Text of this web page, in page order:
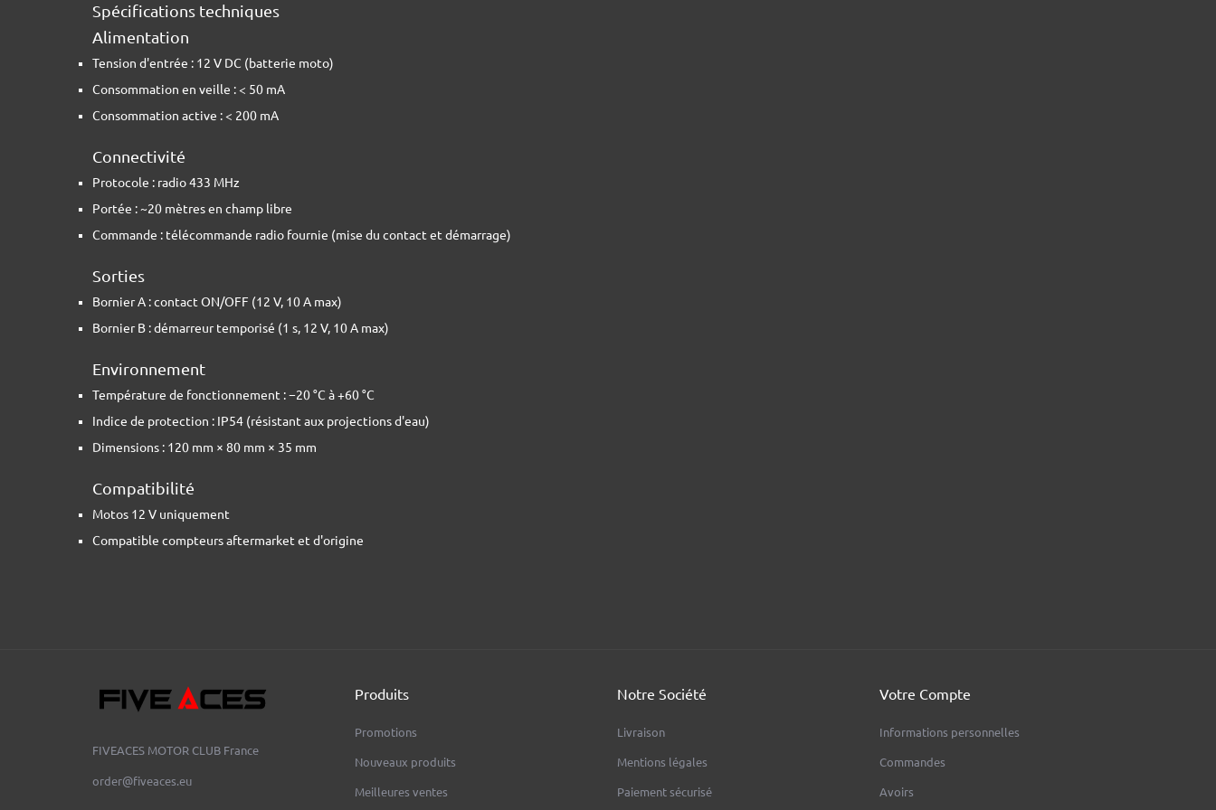
Spécifications techniques
Alimentation
Tension d'entrée : 12 V DC (batterie moto)
Consommation en veille : < 50 mA
Consommation active : < 200 mA
Connectivité
Protocole : radio 433 MHz
Portée : ~20 mètres en champ libre
Commande : télécommande radio fournie (mise du contact et démarrage)
Sorties
Bornier A : contact ON/OFF (12 V, 10 A max)
Bornier B : démarreur temporisé (1 s, 12 V, 10 A max)
Environnement
Température de fonctionnement : −20 °C à +60 °C
Indice de protection : IP54 (résistant aux projections d'eau)
Dimensions : 120 mm × 80 mm × 35 mm
Compatibilité
Motos 12 V uniquement
Compatible compteurs aftermarket et d'origine
FIVEACES MOTOR CLUB France
order@fiveaces.eu
Produits
Promotions
Nouveaux produits
Meilleures ventes
Notre Société
Livraison
Mentions légales
Paiement sécurisé
Votre Compte
Informations personnelles
Commandes
Avoirs